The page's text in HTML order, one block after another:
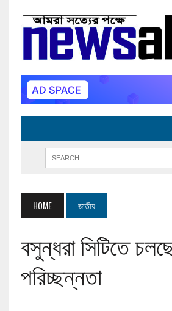
HOME জাতীয়
বসুন্ধরা সিটিতে
পরিচ্ছন্নতা